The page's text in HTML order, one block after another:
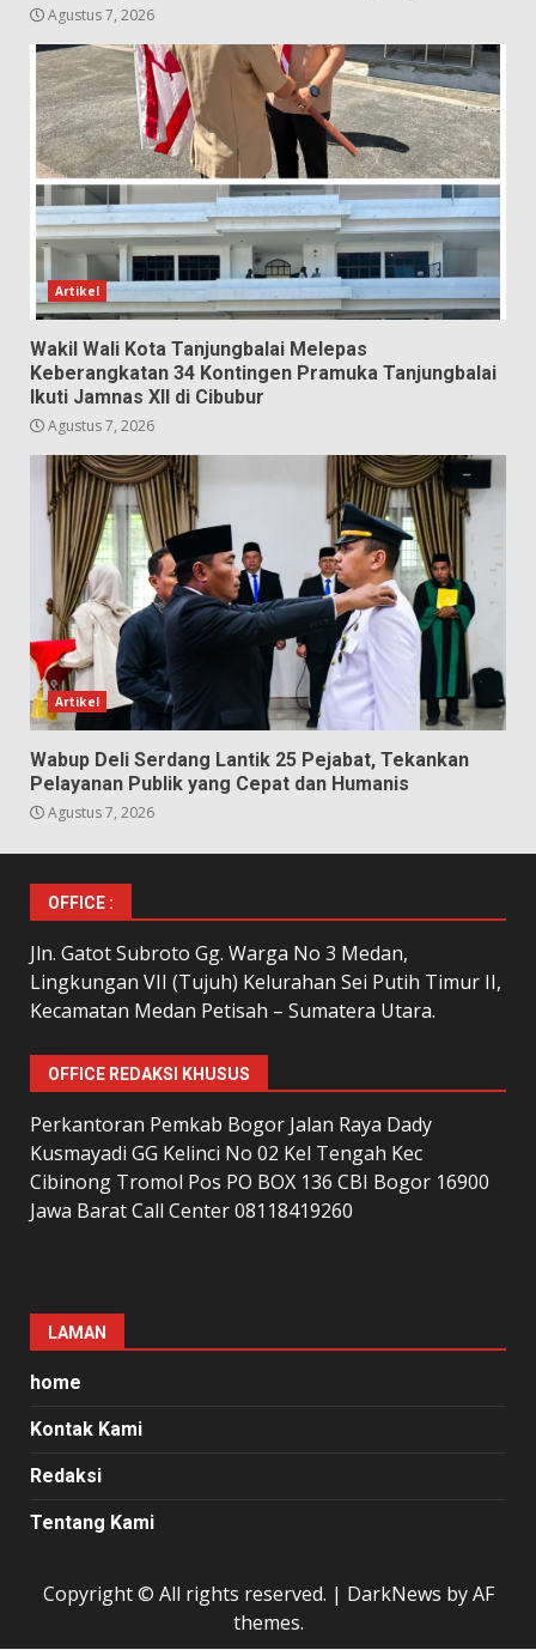
Agustus 7, 2026
Artikel
Wakil Wali Kota Tanjungbalai Melepas
Keberangkatan 34 Kontingen Pramuka Tanjungbalai
Ikuti Jamnas XII di Cibubur
Agustus 7, 2026
Artikel
Wabup Deli Serdang Lantik 25 Pejabat, Tekankan
Pelayanan Publik yang Cepat dan Humanis
Agustus 7, 2026
OFFICE :
Jln. Gatot Subroto Gg. Warga No 3 Medan,
Lingkungan VII (Tujuh) Kelurahan Sei Putih Timur II,
Kecamatan Medan Petisah – Sumatera Utara.
OFFICE REDAKSI KHUSUS
Perkantoran Pemkab Bogor Jalan Raya Dady
Kusmayadi GG Kelinci No 02 Kel Tengah Kec
Cibinong Tromol Pos PO BOX 136 CBI Bogor 16900
Jawa Barat Call Center 08118419260
LAMAN
home
Kontak Kami
Redaksi
Tentang Kami
Copyright © All rights reserved. | DarkNews by AF
themes.